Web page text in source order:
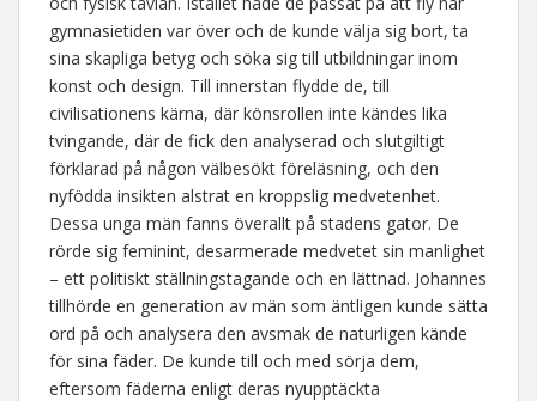
gymnasietiden var över och de kunde välja sig bort, ta
sina skapliga betyg och söka sig till utbildningar inom
konst och design. Till innerstan flydde de, till
civilisationens kärna, där könsrollen inte kändes lika
tvingande, där de fick den analyserad och slutgiltigt
förklarad på någon välbesökt föreläsning, och den
nyfödda insikten alstrat en kroppslig medvetenhet.
Dessa unga män fanns överallt på stadens gator. De
rörde sig feminint, desarmerade medvetet sin manlighet
– ett politiskt ställningstagande och en lättnad. Johannes
tillhörde en generation av män som äntligen kunde sätta
ord på och analysera den avsmak de naturligen kände
för sina fäder. De kunde till och med sörja dem,
eftersom fäderna enligt deras nyupptäckta